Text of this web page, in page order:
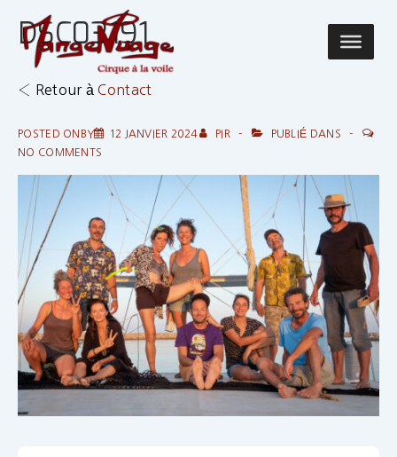
passer
principal
Main
DSC03191
‹ Retour àContact
POSTED ONBY 12 JANVIER 2024 PIR
PUBLIÉ DANS
NO COMMENTS